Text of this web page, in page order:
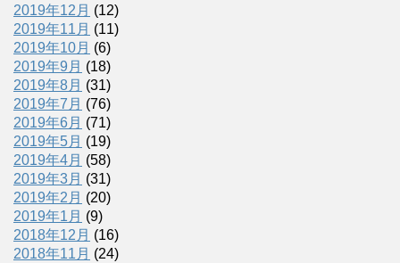
2019年12月 (12)
2019年11月 (11)
2019年10月 (6)
2019年9月 (18)
2019年8月 (31)
2019年7月 (76)
2019年6月 (71)
2019年5月 (19)
2019年4月 (58)
2019年3月 (31)
2019年2月 (20)
2019年1月 (9)
2018年12月 (16)
2018年11月 (24)